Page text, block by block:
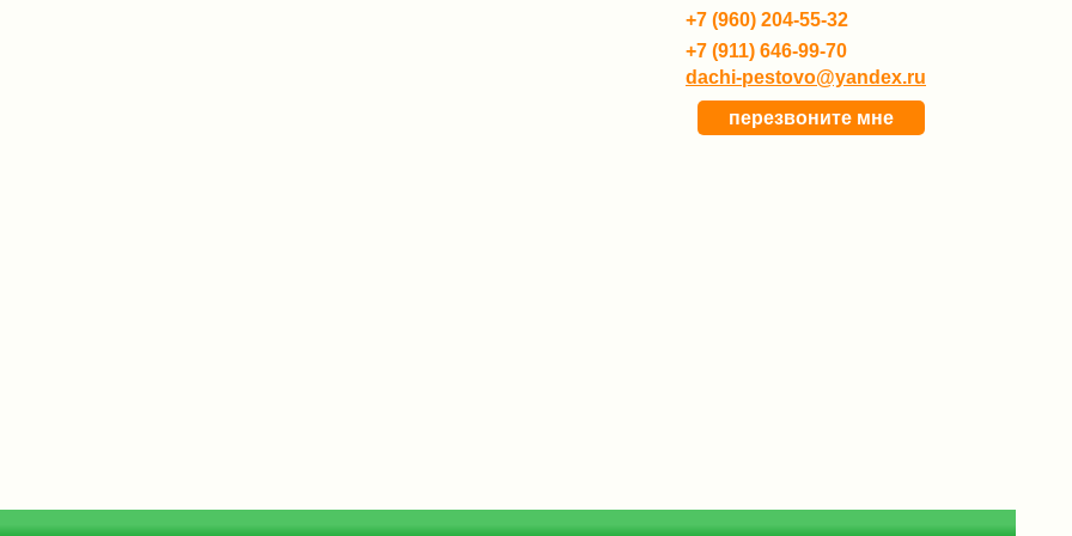
+7 (960) 204-55-32
+7 (911) 646-99-70
dachi-pestovo@yandex.ru
перезвоните мне